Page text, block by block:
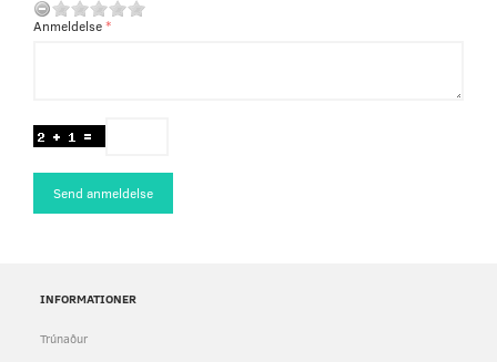
Anmeldelse
Send anmeldelse
INFORMATIONER
Trúnaður